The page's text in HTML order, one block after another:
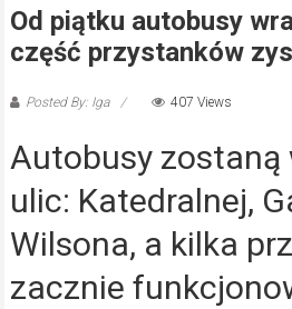
Od piątku autobusy
część przystanków
Posted By: Iga 407 Views
Autobusy zostaną
ulic: Katedralnej,
Wilsona, a kilka
zacznie